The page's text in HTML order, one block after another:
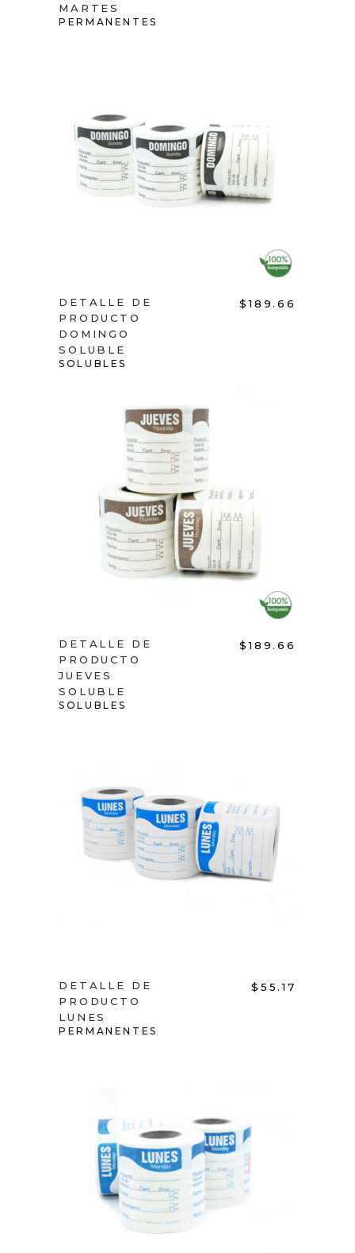
MARTES
PERMANENTES
ADD TO CART
DETALLE DE
PRODUCTO
DOMINGO
SOLUBLE
$189.66
SOLUBLES
ADD TO CART
DETALLE DE
PRODUCTO
JUEVES
SOLUBLE
$189.66
SOLUBLES
ADD TO CART
DETALLE DE
PRODUCTO
LUNES
$ 55.17
PERMANENTES
ADD TO CART